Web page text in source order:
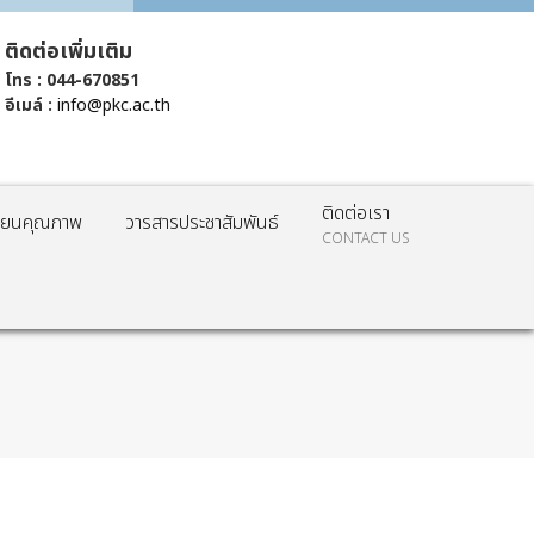
ติดต่อเพิ่มเติม
โทร : 044-670851
อีเมล์ : info@pkc.ac.th
ยนคุณภาพ วารสารประชาสัมพันธ์ ติดต่อเรา
CONTACT US